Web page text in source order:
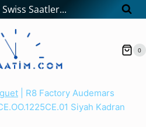
Swiss Saatler...
0
R8 Factory Audemars
Siyah Kadran